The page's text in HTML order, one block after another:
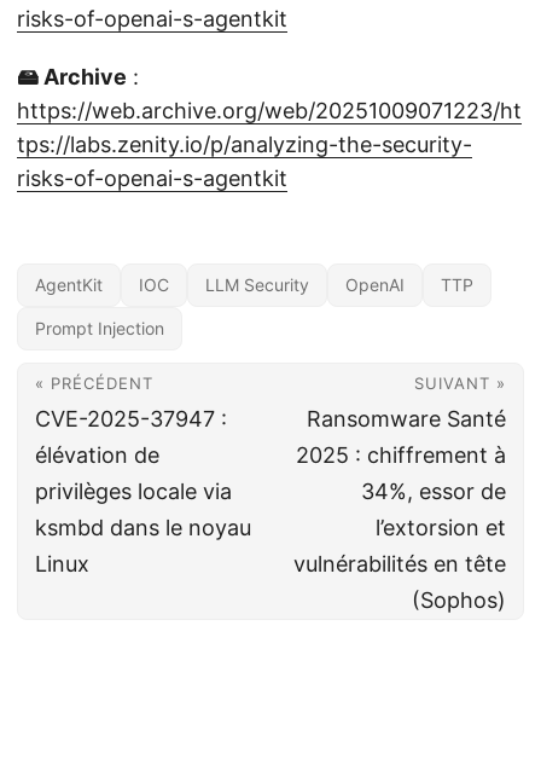
risks-of-openai-s-agentkit
🖴 Archive :
https://web.archive.org/web/20251009071223/ht
tps://labs.zenity.io/p/analyzing-the-security-
risks-of-openai-s-agentkit
AgentKit IOC LLM Security OpenAI TTP
Prompt Injection
« PRÉCÉDENT
CVE-2025-37947 :
élévation de
privilèges locale via
ksmbd dans le noyau
Linux
SUIVANT »
Ransomware Santé
2025 : chiffrement à
34%, essor de
l’extorsion et
vulnérabilités en tête
(Sophos)